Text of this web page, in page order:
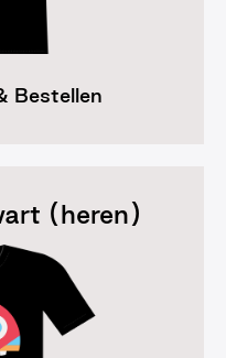
Bestellen
(heren)